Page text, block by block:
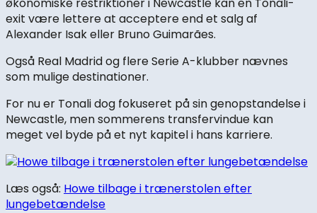
exit være lettere at acceptere end et salg af
Alexander Isak eller Bruno Guimarães.
Også Real Madrid og flere Serie A-klubber nævnes
som mulige destinationer.
For nu er Tonali dog fokuseret på sin genopstandelse i
Newcastle, men sommerens transfervindue kan
meget vel byde på et nyt kapitel i hans karriere.
Læs også: Howe tilbage i trænerstolen efter
lungebetændelse